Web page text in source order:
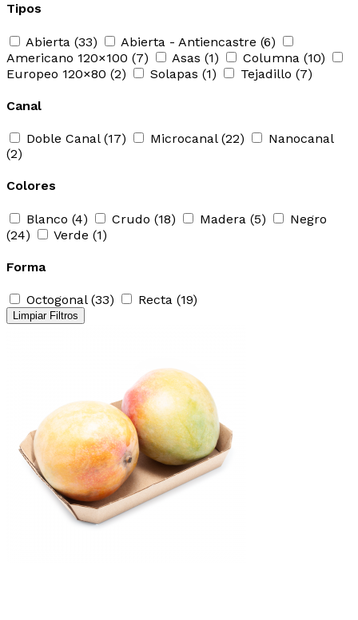
Tipos
Abierta (33) Abierta - Antiencastre (6)
Americano 120×100 (7) Asas (1) Columna (10)
Europeo 120×80 (2) Solapas (1) Tejadillo (7)
Canal
Doble Canal (17) Microcanal (22)
Nanocanal
(2)
Colores
Blanco (4) Crudo (18) Madera (5)
Negro
(24)
Verde (1)
Forma
Octogonal (33) Recta (19)
Limpiar Filtros